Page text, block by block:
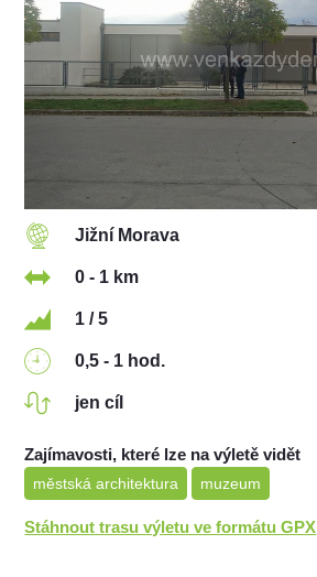
Jižní Morava
0 - 1 km
1 / 5
0,5 - 1 hod.
jen cíl
Zajímavosti, které lze na výletě vidět
městská architektura muzeum
Stáhnout trasu výletu ve formátu GPX